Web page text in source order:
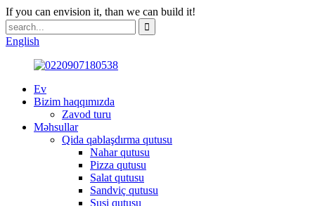
If you can envision it, than we can build it!
English
Ev
Bizim haqqımızda
Zavod turu
Məhsullar
Qida qablaşdırma qutusu
Nahar qutusu
Pizza qutusu
Salat qutusu
Sandviç qutusu
Suşi qutusu